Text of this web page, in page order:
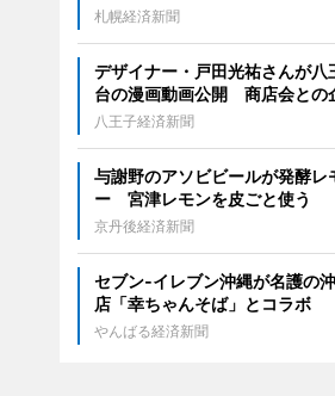
札幌経済新聞
デザイナー・戸田光祐さんが八
台の漫画動画公開 商店会との
八王子経済新聞
与謝野のアソビビールが発酵レ
ー 宮津レモンを皮ごと使う
京丹後経済新聞
セブン‐イレブン沖縄が名護の
店「幸ちゃんそば」とコラボ
やんばる経済新聞